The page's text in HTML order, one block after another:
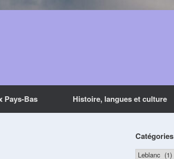
Pays-Bas Histoire, langues et culture
Catégories
Catégories